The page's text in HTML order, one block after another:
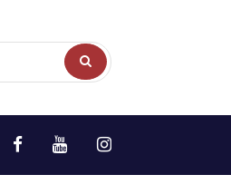
Buscar